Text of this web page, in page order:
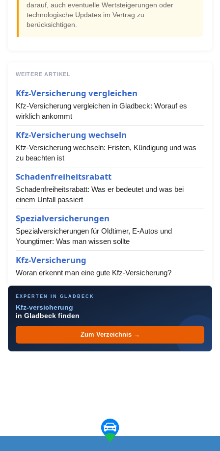
darauf, auch eventuelle Wertsteigerungen oder
technologische Updates im Vertrag zu
berücksichtigen.
WEITERE ARTIKEL
Kfz-Versicherung vergleichen
Kfz-Versicherung vergleichen in Gladbeck: Worauf es
wirklich ankommt
Kfz-Versicherung wechseln
Kfz-Versicherung wechseln: Fristen, Kündigung und was
zu beachten ist
Schadenfreiheitsrabatt
Schadenfreiheitsrabatt: Was er bedeutet und was bei
einem Unfall passiert
Spezialversicherungen
Spezialversicherungen für Oldtimer, E-Autos und
Youngtimer: Was man wissen sollte
Kfz-Versicherung
Woran erkennt man eine gute Kfz-Versicherung?
EXPERTEN IN GLADBECK
Kfz-versicherung
in Gladbeck finden
Zum Verzeichnis →